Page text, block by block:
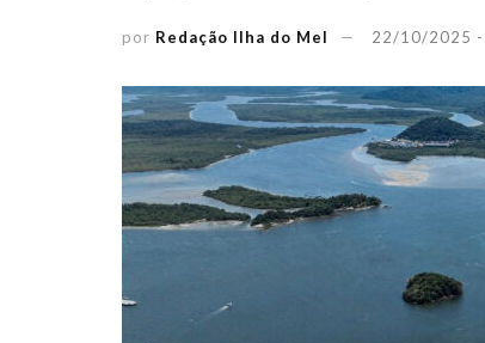
por Redação Ilha do Mel 22/10/2025